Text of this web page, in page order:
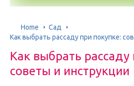
Home
Сад
Как выбрать рассаду при покупке:
Как выбрать рассаду
советы и инструкции